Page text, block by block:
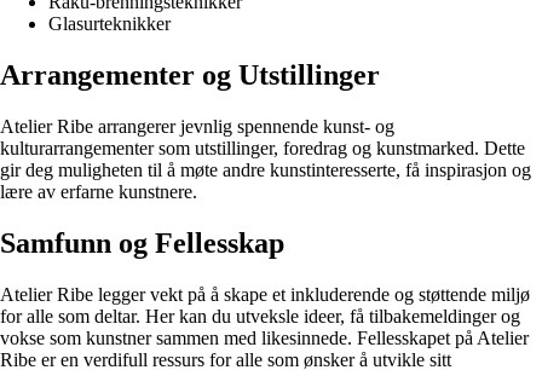
Glasurteknikker
Arrangementer og Utstillinger
Atelier Ribe arrangerer jevnlig spennende kunst- og
kulturarrangementer som utstillinger, foredrag og kunstmarked. Dette
gir deg muligheten til å møte andre kunstinteresserte, få inspirasjon og
lære av erfarne kunstnere.
Samfunn og Fellesskap
Atelier Ribe legger vekt på å skape et inkluderende og støttende miljø
for alle som deltar. Her kan du utveksle ideer, få tilbakemeldinger og
vokse som kunstner sammen med likesinnede. Fellesskapet på Atelier
Ribe er en verdifull ressurs for alle som ønsker å utvikle sitt